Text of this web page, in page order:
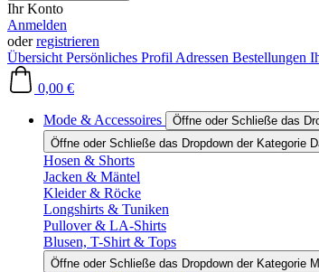
Ihr Konto
Anmelden
oderregistrieren
Übersicht Persönliches Profil Adressen Bestellungen
0,00 €
Mode & Accessoires
Öffne oder Schließe das
Öffne oder Schließe das Dropdown der Kategorie
Hosen & Shorts
Jacken & Mäntel
Kleider & Röcke
Longshirts & Tuniken
Pullover & LA-Shirts
Blusen, T-Shirt & Tops
Öffne oder Schließe das Dropdown der Kategorie